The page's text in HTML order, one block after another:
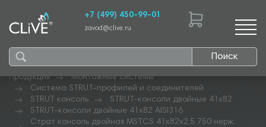
Поиск
+7 (499) 450-99-01
zavod@clive.ru
Продукция
Монтажные системы
Система STRUT-профилей и соединителей
STRUT консоль
STRUT-консоли двойные 41х82
STRUT-консоли двойные 41х82 AISI316
Страт консоль двойная MSTCS 41х82х2,5 750 нерж.